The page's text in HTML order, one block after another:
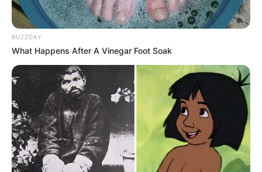
BUZZDAY
What Happens After A Vinegar Foot Soak